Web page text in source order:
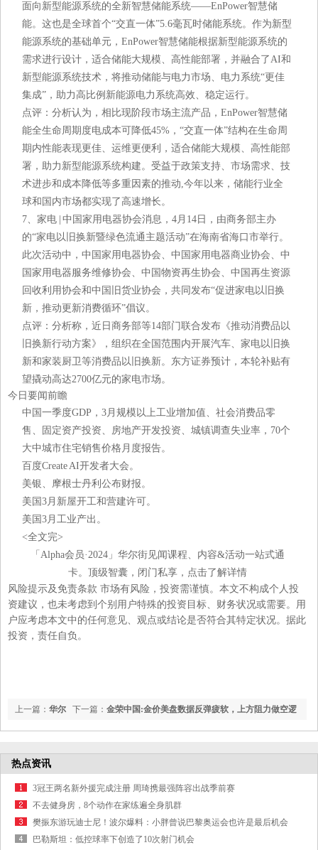
面向新型能源系统的全新智慧储能系统——EnPower智慧储
能。这也是全球首个“交直一体”5.6毫瓦时储能系统。作为新型
能源系统的基础单元，EnPower智慧储能根据新型能源系统的
需求进行设计，适合储能大规模、高性能部署，并融合了AI和
新型能源系统技术，将推动储能与电力市场、电力系统“更佳
集成”，助力高比例新能源电力系统高效、稳定运行。
点评：分析认为，相比现阶段市场主流产品，EnPower智慧储
能全生命周期度电成本可降低45%，“交直一体”结构在生命周
期内性能表现更佳、运维更便利，适合储能大规模、高性能部
署，助力新型能源系统构建。受益于政策支持、市场需求、技
术进步和成本降低等多重因素的推动,今年以来，储能行业全
球和国内市场都实现了高速增长。
7、家电 | 中国家用电器协会消息，4月14日，由商务部主办
的“家电以旧换新暨绿色流通主题活动”在海南省海口市举行。
此次活动中，中国家用电器协会、中国家用电器商业协会、中
国家用电器服务维修协会、中国物资再生协会、中国再生资源
回收利用协会和中国旧货业协会，共同发布“促进家电以旧换
新，推动更新消费循环”倡议。
点评：分析称，近日商务部等14部门联合发布《推动消费品以
旧换新行动方案》，组织在全国范围内开展汽车、家电以旧换
新和家装厨卫等消费品以旧换新。东方证券预计，本轮补贴有
望撬动高达2700亿元的家电市场。
今日要闻前瞻
中国一季度GDP，3月规模以上工业增加值、社会消费品零
售、固定资产投资、房地产开发投资、城镇调查失业率，70个
大中城市住宅销售价格月度报告。
百度Create AI开发者大会。
美银、摩根士丹利公布财报。
美国3月新屋开工和营建许可。
美国3月工业产出。
<全文完>
「Alpha会员·2024」华尔街见闻课程、内容&活动一站式通
卡。顶级智囊，闭门私享，点击了解详情
风险提示及免责条款 市场有风险，投资需谨慎。本文不构成个人投
资建议，也未考虑到个别用户特殊的投资目标、财务状况或需要。用
户应考虑本文中的任何意见、观点或结论是否符合其特定状况。据此
投资，责任自负。
下一篇： 金荣中国:金价美盘数据反弹疲软，上方阻力做空逻
辑。
上一篇： 华尔
街见闻早餐FM-Radio | 2024年4月17日
热点资讯
3冠王两名新外援完成注册 周琦携最强阵容出战季前赛
不去健身房，8个动作在家练遍全身肌群
樊振东游玩迪士尼！波尔爆料：小胖曾说巴黎奥运会也许是最后机会
巴勒斯坦：低控球率下创造了10次射门机会